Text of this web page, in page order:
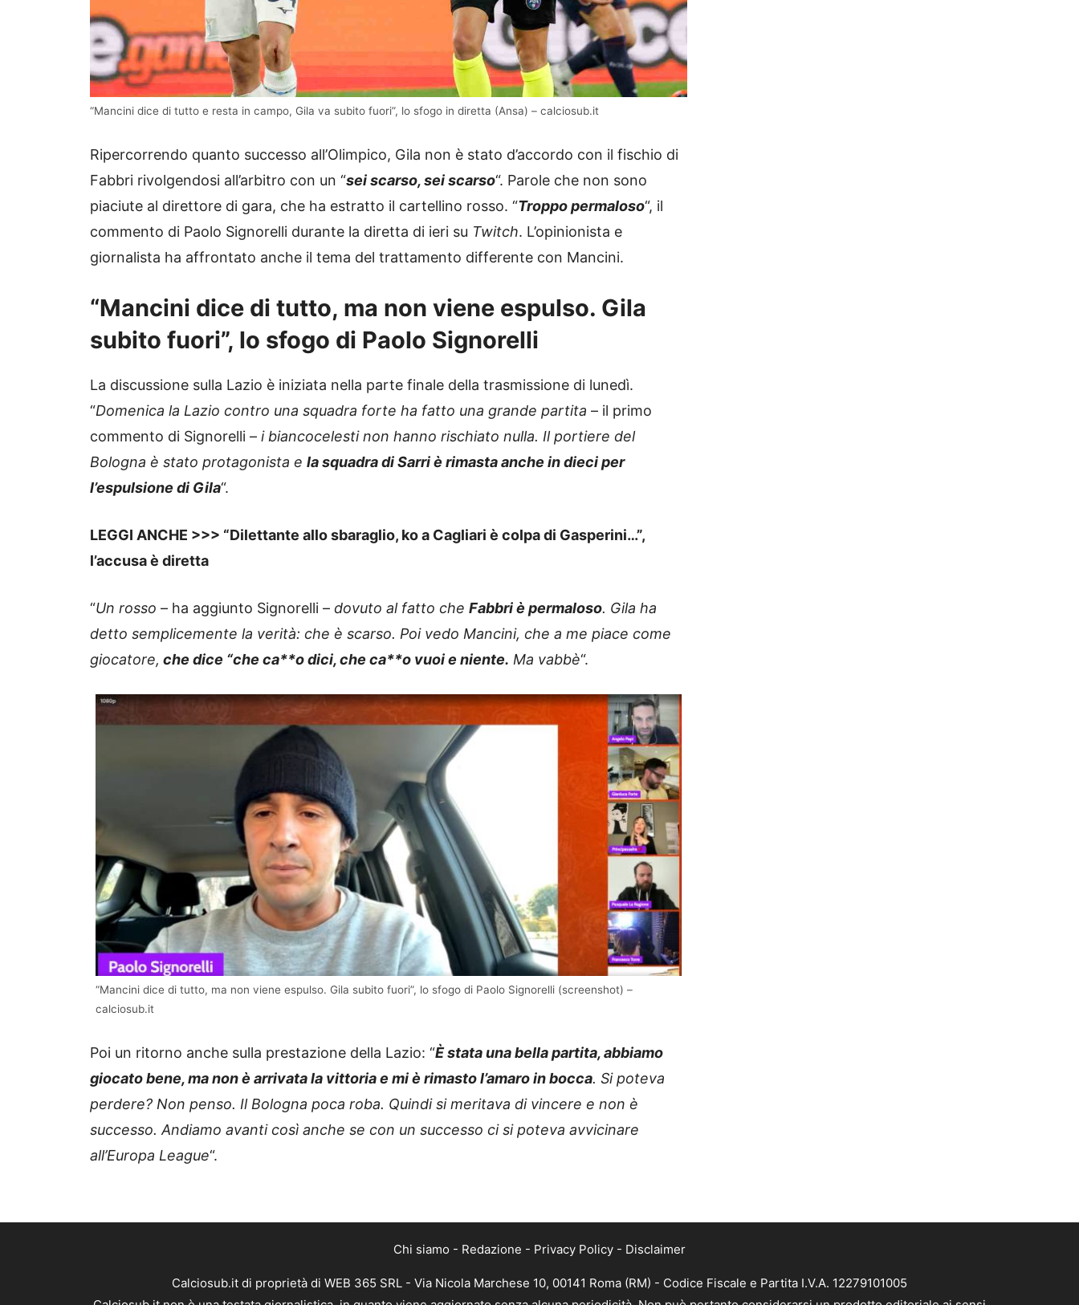
“Mancini dice di tutto e resta in campo, Gila va subito fuori”, lo sfogo in diretta (Ansa) – calciosub.it
Ripercorrendo quanto successo all’Olimpico, Gila non è stato d’accordo con il fischio di
Fabbri rivolgendosi all’arbitro con un “sei scarso, sei scarso“. Parole che non sono
piaciute al direttore di gara, che ha estratto il cartellino rosso. “Troppo permaloso“, il
commento di Paolo Signorelli durante la diretta di ieri su Twitch. L’opinionista e
giornalista ha affrontato anche il tema del trattamento differente con Mancini.
“Mancini dice di tutto, ma non viene espulso. Gila
subito fuori”, lo sfogo di Paolo Signorelli
La discussione sulla Lazio è iniziata nella parte finale della trasmissione di lunedì.
“Domenica la Lazio contro una squadra forte ha fatto una grande partita – il primo
commento di Signorelli – i biancocelesti non hanno rischiato nulla. Il portiere del
Bologna è stato protagonista e la squadra di Sarri è rimasta anche in dieci per
l’espulsione di Gila“.
LEGGI ANCHE >>> “Dilettante allo sbaraglio, ko a Cagliari è colpa di Gasperini…”,
l’accusa è diretta
“Un rosso – ha aggiunto Signorelli – dovuto al fatto che Fabbri è permaloso. Gila ha
detto semplicemente la verità: che è scarso. Poi vedo Mancini, che a me piace come
giocatore, che dice “che ca**o dici, che ca**o vuoi e niente. Ma vabbè“.
“Mancini dice di tutto, ma non viene espulso. Gila subito fuori”, lo sfogo di Paolo Signorelli (screenshot) –
calciosub.it
Poi un ritorno anche sulla prestazione della Lazio: “È stata una bella partita, abbiamo
giocato bene, ma non è arrivata la vittoria e mi è rimasto l’amaro in bocca. Si poteva
perdere? Non penso. Il Bologna poca roba. Quindi si meritava di vincere e non è
successo. Andiamo avanti così anche se con un successo ci si poteva avvicinare
all’Europa League“.
Chi siamo - Redazione - Privacy Policy - Disclaimer
Calciosub.it di proprietà di WEB 365 SRL - Via Nicola Marchese 10, 00141 Roma (RM) - Codice Fiscale e Partita I.V.A. 12279101005